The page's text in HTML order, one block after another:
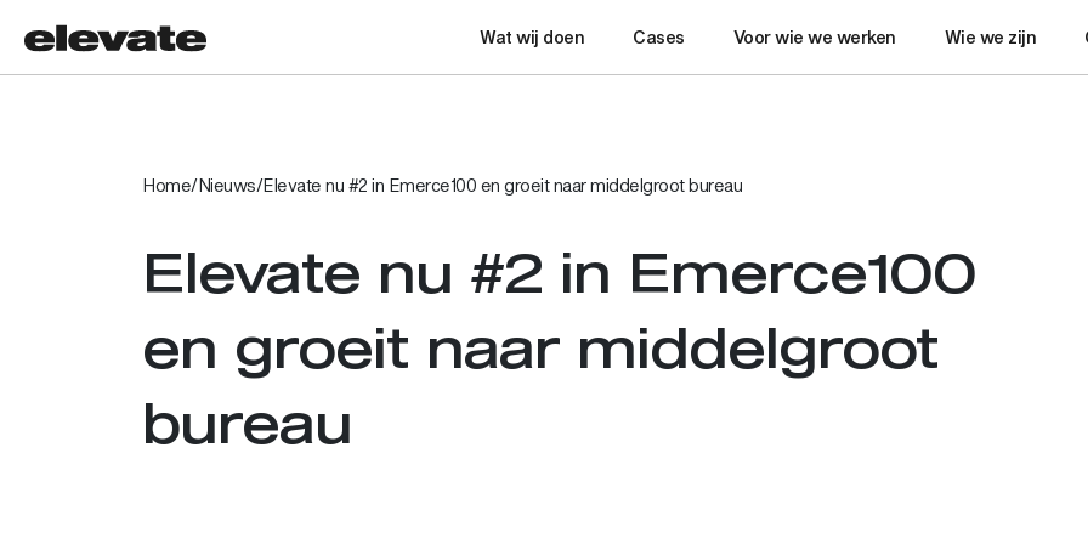
Wat wij doen Cases Voor wie we werken Wie we zijn
Home/Nieuws/Elevate nu #2 in Emerce100 en groeit naar middelgroot bureau
Elevate nu #2 in Emerce100
en groeit naar middelgroot
bureau